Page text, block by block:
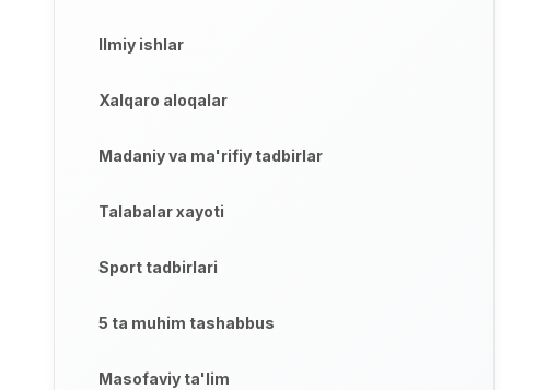
Ilmiy ishlar
Xalqaro aloqalar
Madaniy va ma'rifiy tadbirlar
Talabalar xayoti
Sport tadbirlari
5 ta muhim tashabbus
Masofaviy ta'lim